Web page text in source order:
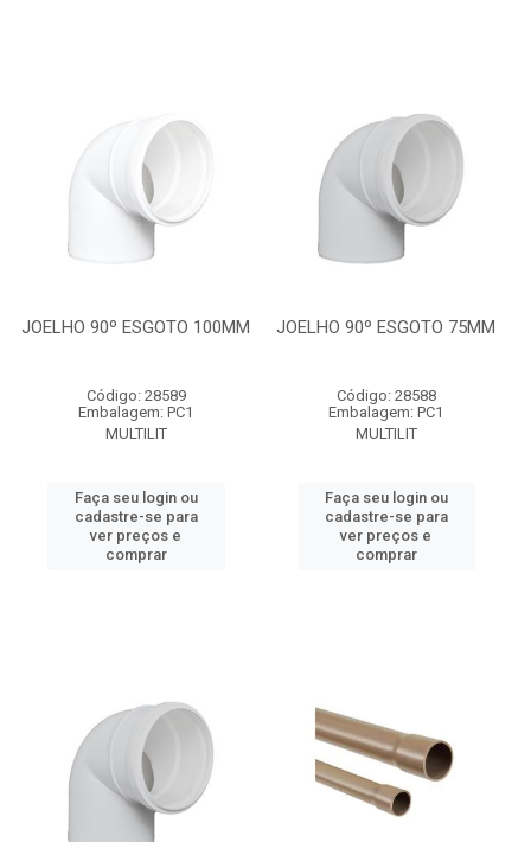
JOELHO 90º ESGOTO 100MM
Código: 28589
Embalagem: PC1
MULTILIT
Faça seu login ou
cadastre-se para
ver preços e
comprar
JOELHO 90º ESGOTO 75MM
Código: 28588
Embalagem: PC1
MULTILIT
Faça seu login ou
cadastre-se para
ver preços e
comprar